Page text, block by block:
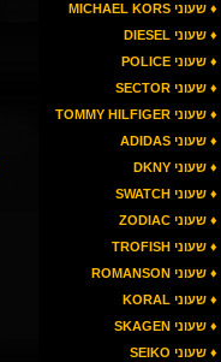
♦ שעוני MICHAEL KORS
♦ שעוני DIESEL
♦ שעוני POLICE
♦ שעוני SECTOR
♦ שעוני TOMMY HILFIGER
♦ שעוני ADIDAS
♦ שעוני DKNY
♦ שעוני SWATCH
♦ שעוני ZODIAC
♦ שעוני TROFISH
♦ שעוני ROMANSON
♦ שעוני KORAL
♦ שעוני SKAGEN
♦ שעוני SEIKO